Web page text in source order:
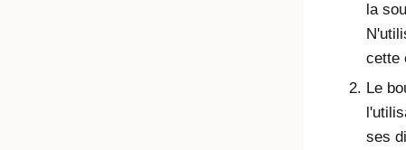
la
cette
Le
ses